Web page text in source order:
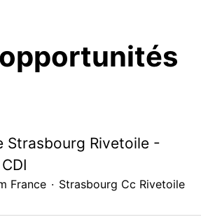
Strasbourg Rivetoile -
France · Strasbourg Cc Rivetoile